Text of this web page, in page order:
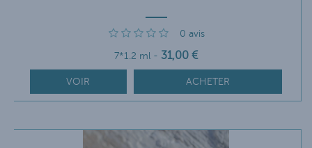
0 avis
7*1.2 ml - 31,00 €
VOIR ACHETER